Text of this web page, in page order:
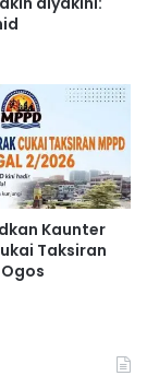
Kaunter
Taksiran